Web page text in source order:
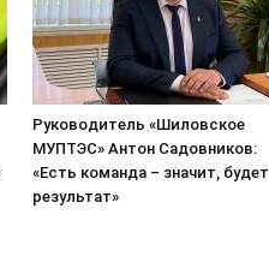
Руководитель «Шиловское
МУПТЭС» Антон Садовников:
«Есть команда – значит, будет
результат»